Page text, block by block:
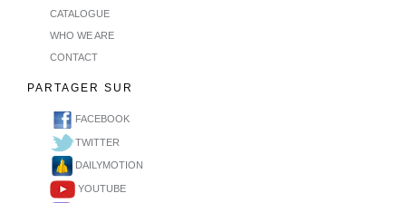
CATALOGUE
WHO WE ARE
CONTACT
PARTAGER SUR
FACEBOOK
TWITTER
DAILYMOTION
YOUTUBE